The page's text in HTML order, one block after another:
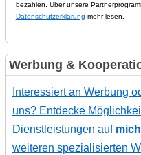
bezahlen. Über unsere
Datenschutzerklärung mehr lesen.
Werbung &
Interessiert an Werbung
uns? Entdecke
Dienstleistungen auf
weiteren spezialisierten